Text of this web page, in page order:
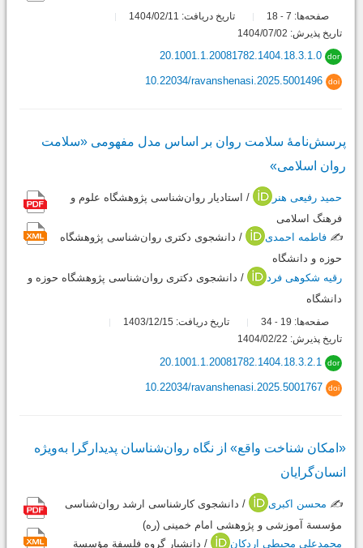
صفحه‌ها: 7
-
تاریخ دریافت: 1404/02/11
تاریخ پذیرش: 1404/07/02
dor
20.1001.1.20081782.1404.18.3.1.0
doi
10.22034/ravanshenasi.2025.5001496
پرسش‌نامۀ سلامت روان بر اساس مدل مفهومی «سلامت
روان اسلامی»
حمید رفیعی هنر
/ استادیار روان‌شناسی پژوهشگاه علوم و
فرهنگ اسلامی
✍️ فاطمه احمدی
/ دانشجوی دکتری روان‌شناسی پژوهشگاه
حوزه و دانشگاه
رقیه شکوهی فرد
/ دانشجوی دکتری روان‌شناسی پژوهشگاه حوزه و
دانشگاه
صفحه‌ها: 19
-
تاریخ دریافت: 1403/12/15
تاریخ پذیرش: 1404/02/22
dor
20.1001.1.20081782.1404.18.3.2.1
doi
10.22034/ravanshenasi.2025.5001767
«امکان شناخت واقع» از نگاه روان‌شناسان پدیدارگرا به‌ویژه
انسان‌گرایان
✍️ محسن اکبری
/ دانشجوی کارشناسی ارشد روان‌شناسی
مؤسسة آموزشی و پژوهشی امام خمینی (ره)
محمدعلی محیطی اردکان
/ دانشیار گروه فلسفة مؤسسة